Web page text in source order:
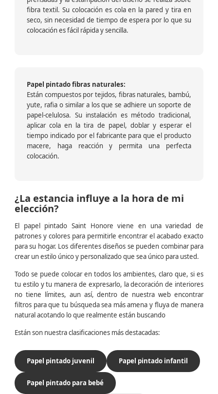
fibra textil. Su colocación es cola en la pared y tira en
seco, sin necesidad de tiempo de espera por lo que su
colocación es fácil rápida y sencilla.
Papel pintado fibras naturales:
Están compuestos por tejidos, fibras naturales, bambú,
yute, rafia o similar a los que se adhiere un soporte de
papel-celulosa. Su instalación es método tradicional,
aplicar cola en la tira de papel, doblar y esperar el
tiempo indicado por el fabricante para que el producto
macere, haga reacción y permita una perfecta
colocación.
¿La estancia influye a la hora de mi
elección?
El papel pintado Saint Honore viene en una variedad de
patrones y colores para permitirle encontrar el acabado exacto
para su hogar. Los diferentes diseños se pueden combinar para
crear un estilo único y personalizado que sea único para usted.
Todo se puede colocar en todos los ambientes, claro que, si es
tu estilo y tu manera de expresarlo, la decoración de interiores
no tiene límites, aun así, dentro de nuestra web encontrar
filtros para que tu búsqueda sea más amena y fluya de manera
natural acotando lo que realmente están buscando
Están son nuestra clasificaciones más destacadas:
Papel pintado juvenil Papel pintado infantil
Papel pintado para bebé